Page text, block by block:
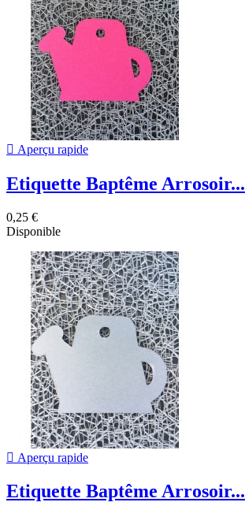
 Aperçu rapide
Etiquette Baptême Arrosoir...
0,25 €
Disponible
 Aperçu rapide
Etiquette Baptême Arrosoir...